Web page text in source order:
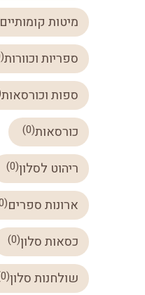
מיטות קומותיים
ספריות וכוורות(
ספות וכורסאות
כורסאות(
0
)
ריהוט לסלון(
0
)
ארונות ספרים(
כסאות סלון(
0
)
שולחנות סלון(
0